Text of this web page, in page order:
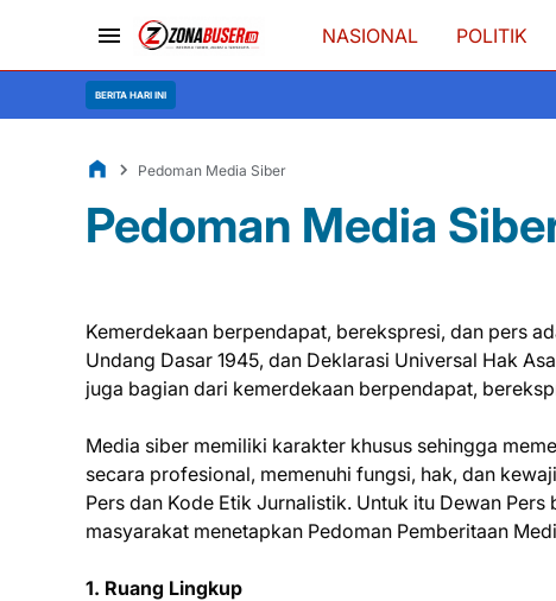
NASIONAL POLITIK
BERITA HARI INI
Pedoman Media Siber
Pedoman Media
Kemerdekaan berpendapat, berekspresi, dan pers
Undang Dasar 1945, dan Deklarasi Universal Hak
juga bagian dari kemerdekaan berpendapat,
Media siber memiliki karakter khusus sehingga
secara profesional, memenuhi fungsi, hak, dan
Pers dan Kode Etik Jurnalistik. Untuk itu Dewan
masyarakat menetapkan Pedoman Pemberitaan
1. Ruang Lingkup